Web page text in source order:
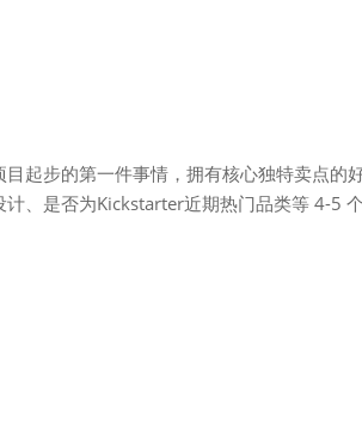
起步的第一件事情，拥有核心独特卖点的
、是否为Kickstarter近期热门品类等 4-5